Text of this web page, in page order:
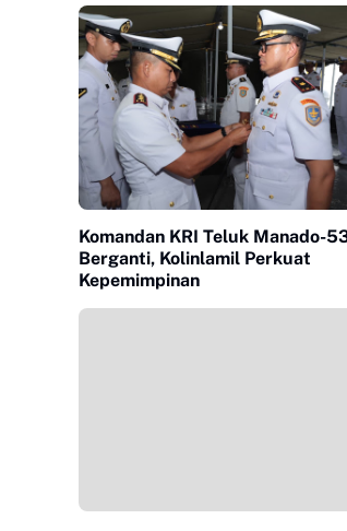
Komandan KRI Teluk Manado-
Berganti, Kolinlamil Perkuat
Kepemimpinan